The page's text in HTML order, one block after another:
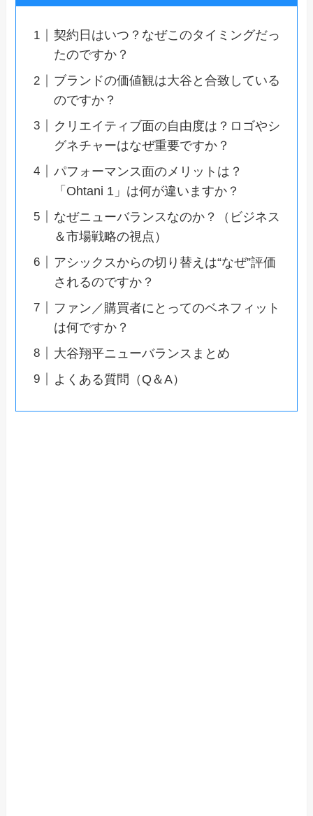
契約日はいつ？なぜこのタイミングだっ
たのですか？
ブランドの価値観は大谷と合致している
のですか？
クリエイティブ面の自由度は？ロゴやシ
グネチャーはなぜ重要ですか？
パフォーマンス面のメリットは？
「Ohtani 1」は何が違いますか？
なぜニューバランスなのか？（ビジネス
＆市場戦略の視点）
アシックスからの切り替えは“なぜ”評価
されるのですか？
ファン／購買者にとってのベネフィット
は何ですか？
大谷翔平ニューバランスまとめ
よくある質問（Q＆A）